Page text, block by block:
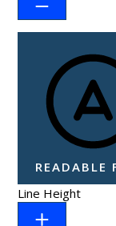
READABLE
Line Height